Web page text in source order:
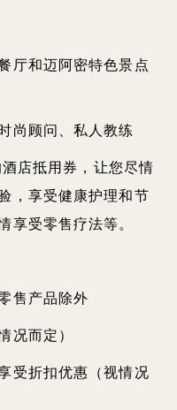
厅和迈阿密特色景点
尚顾问、私人教练
店抵用券，让您尽情
，享受健康护理和节
享受零售疗法等。
售产品除外
况而定）
受折扣优惠（视情况